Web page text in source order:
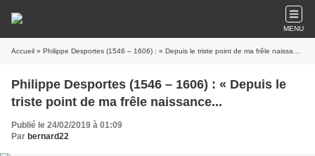
MENU
Accueil » Philippe Desportes (1546 – 1606) : « Depuis le triste point de ma frêle naissance...
Philippe Desportes (1546 – 1606) : « Depuis le
triste point de ma frêle naissance...
Publié le 24/02/2019 à 01:09
Par bernard22